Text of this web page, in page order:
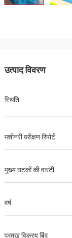
उत्पाद विवरण
स्थिति
मशीनरी परीक्षण रिपोर्ट
मुख्य घटकों की वारंटी
वर्ष
प्रमुख विक्रय बिंदु